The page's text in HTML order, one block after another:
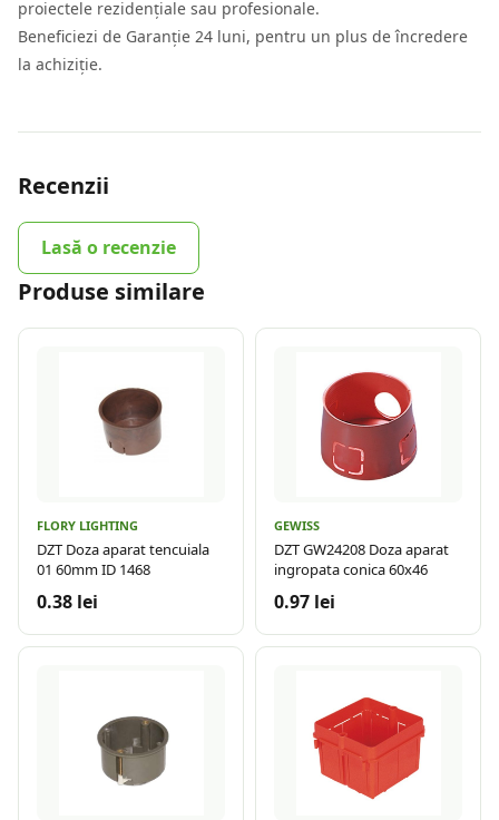
proiectele rezidențiale sau profesionale.
Beneficiezi de Garanție 24 luni, pentru un plus de încredere
la achiziție.
Recenzii
Lasă o recenzie
Produse similare
FLORY LIGHTING
DZT Doza aparat tencuiala
01 60mm ID 1468
0.38 lei
GEWISS
DZT GW24208 Doza aparat
ingropata conica 60x46
0.97 lei